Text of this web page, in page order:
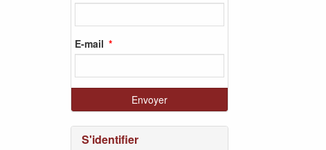
E-mail
S'identifier